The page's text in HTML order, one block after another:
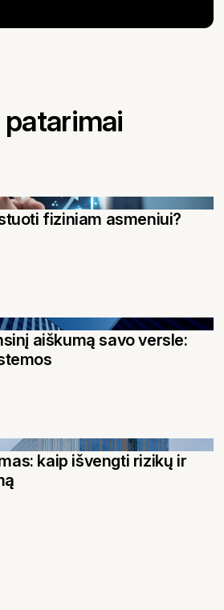
fiziniam asmeniui?
aiškumą savo versle:
kaip išvengti rizikų ir